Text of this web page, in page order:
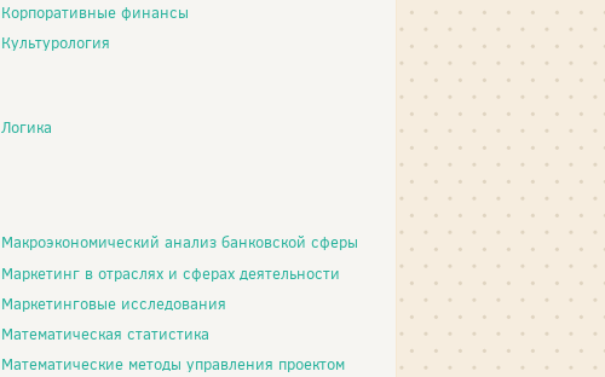
Корпоративные финансы
Культурология
Логика
Макроэкономический анализ банковской сферы
Маркетинг в отраслях и сферах деятельности
Маркетинговые исследования
Математическая статистика
Математические методы управления проектом